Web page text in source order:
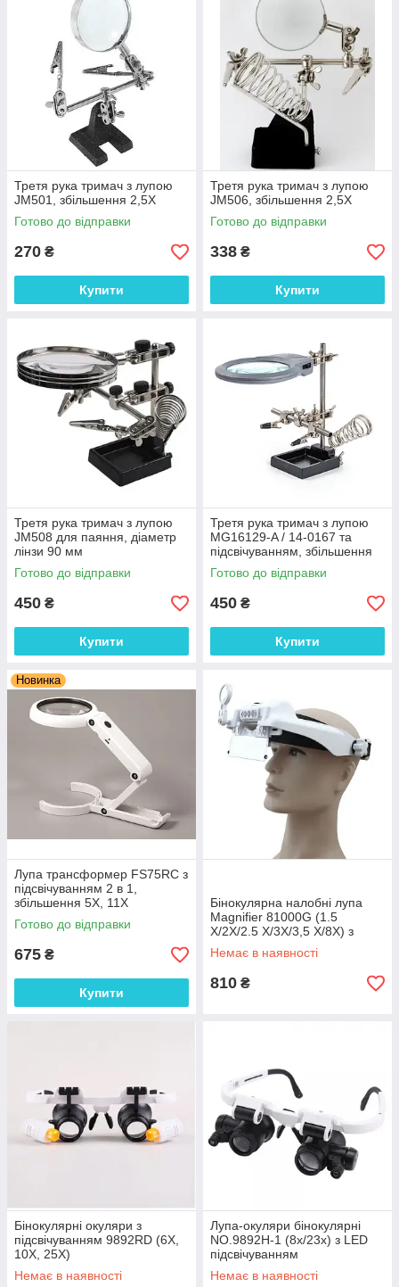
Третя рука тримач з лупою
JM501, збільшення 2,5Х
Готово до відправки
270 ₴
Купити
Третя рука тримач з лупою
JM506, збільшення 2,5Х
Готово до відправки
338 ₴
Купити
Третя рука тримач з лупою
JM508 для паяння, діаметр
лінзи 90 мм
Готово до відправки
450 ₴
Купити
Третя рука тримач з лупою
MG16129-A / 14-0167 та
підсвічуванням, збільшення
2x Ø90мм + 6x Ø20мм
Готово до відправки
450 ₴
Купити
Новинка
Лупа трансформер FS75RC з
підсвічуванням 2 в 1,
збільшення 5X, 11X
Готово до відправки
675 ₴
Купити
Бінокулярна налобні лупа
Magnifier 81000G (1.5
Х/2X/2.5 X/3X/3,5 Х/8X) з
регульованою підсвічуванням
Немає в наявності
810 ₴
Бінокулярні окуляри з
підсвічуванням 9892RD (6Х,
10X, 25X)
Немає в наявності
Лупа-окуляри бінокулярні
NO.9892H-1 (8x/23x) з LED
підсвічуванням
Немає в наявності